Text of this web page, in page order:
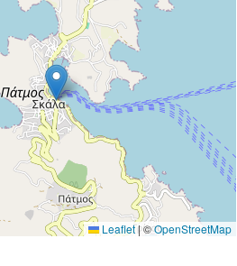
Leaflet|©OpenStreetMap